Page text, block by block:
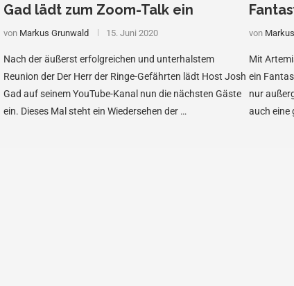
Gad lädt zum Zoom-Talk ein
von Markus Grunwald 15. Juni 2020
Nach der äußerst erfolgreichen und unterhalstem
Reunion der Der Herr der Ringe-Gefährten lädt Host Josh
Gad auf seinem YouTube-Kanal nun die nächsten Gäste
ein. Dieses Mal steht ein Wiedersehen der …
von
Mit
ein
nur
auch eine